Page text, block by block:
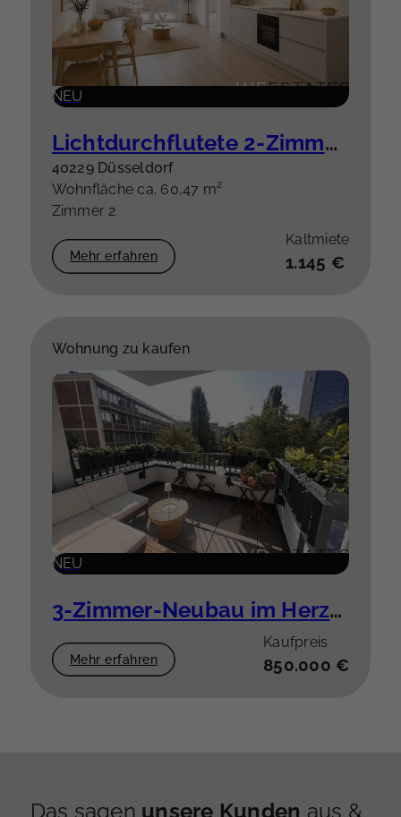
NEU
Lichtdurchflutete 2-Zimmer-Wohnung mit Balkon – hochwertige Einbauküche optional
40229 Düsseldorf
Wohnfläche ca. 60,47 m²
Zimmer 2
Mehr erfahren
Kaltmiete
1.145 €
Wohnung zu kaufen
NEU
3-Zimmer-Neubau im Herzen der Stadt
Mehr erfahren
Kaufpreis
850.000 €
Das sagen unsere Kunden aus &